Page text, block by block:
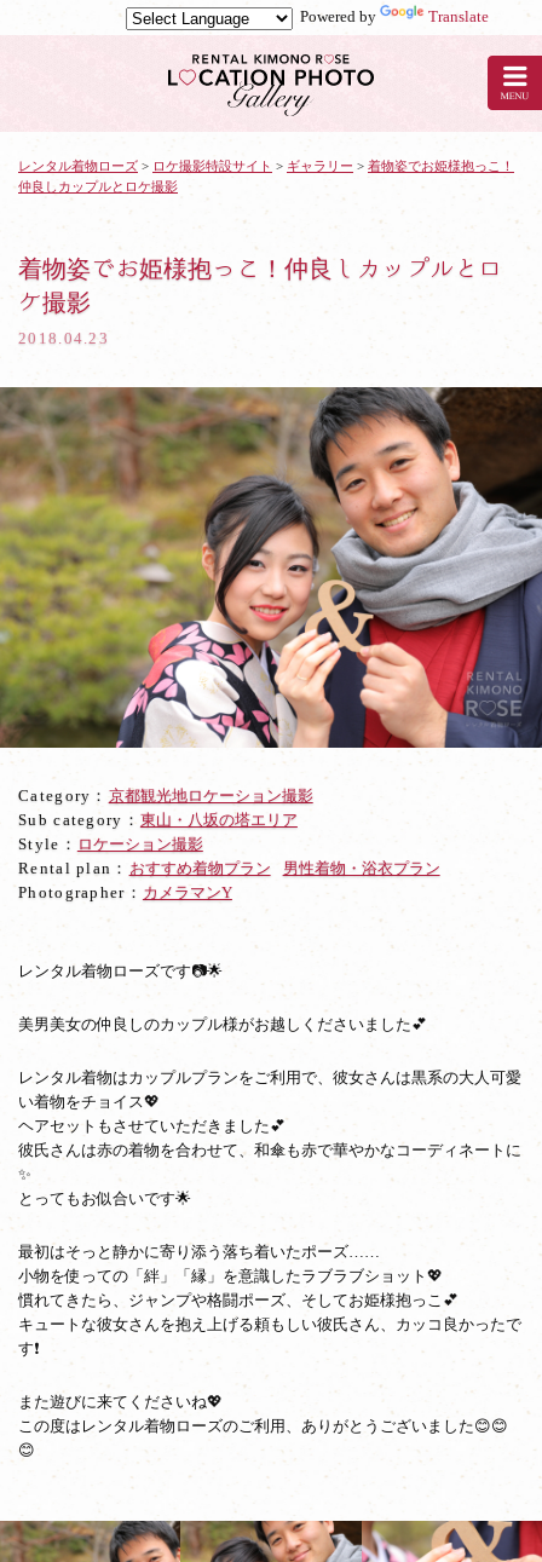
Powered by
Translate
ル
ー
ケ
撮
影：
着
姿
で
お
姫
様
抱
こ！
良
し
ロ
レンタル着物ローズ > ロケ撮影特設サイト > ギャラリー > 着物姿でお姫様抱っこ！
仲良しカップルとロケ撮影
着物姿でお姫様抱っこ！仲良しカップルとロ
ケ撮影
2018.04.23
Category： 京都観光地ロケーション撮影
Sub category： 東山・八坂の塔エリア
Style： ロケーション撮影
Rental plan： おすすめ着物プラン
男性着物・浴衣プラン
Photographer： カメラマンY
レンタル着物ローズです📷🌟
美男美女の仲良しのカップル様がお越しくださいました💕
レンタル着物はカップルプランをご利用で、彼女さんは黒系の大人可愛
い着物をチョイス💖
ヘアセットもさせていただきました💕
彼氏さんは赤の着物を合わせて、和傘も赤で華やかなコーディネートに
✨
とってもお似合いです🌟
最初はそっと静かに寄り添う落ち着いたポーズ……
小物を使っての「絆」「縁」を意識したラブラブショット💖
慣れてきたら、ジャンプや格闘ポーズ、そしてお姫様抱っこ💕
キュートな彼女さんを抱え上げる頼もしい彼氏さん、カッコ良かったで
す❗
また遊びに来てくださいね💖
この度はレンタル着物ローズのご利用、ありがとうございました😊😊
😊